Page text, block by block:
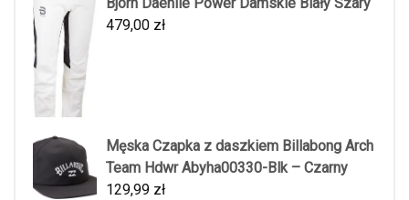
479,00 zł
Męska Czapka z daszkiem Billabong Arch
Team Hdwr Abyha00330-Blk – Czarny
129,99 zł